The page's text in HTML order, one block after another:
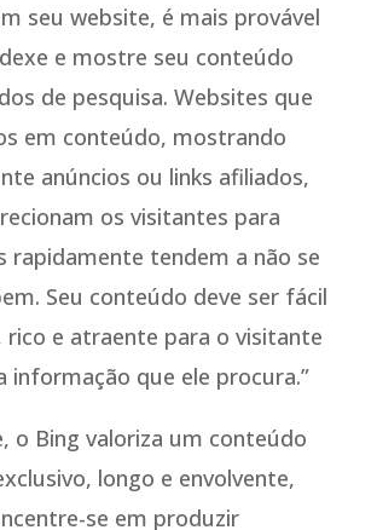
seu website, é mais provável
e mostre seu conteúdo
de pesquisa. Websites que
em conteúdo, mostrando
anúncios ou links afiliados,
os visitantes para
rapidamente tendem a não se
Seu conteúdo deve ser fácil
rico e atraente para o visitante
informação que ele procura.”
o Bing valoriza um conteúdo
longo e envolvente,
se em produzir